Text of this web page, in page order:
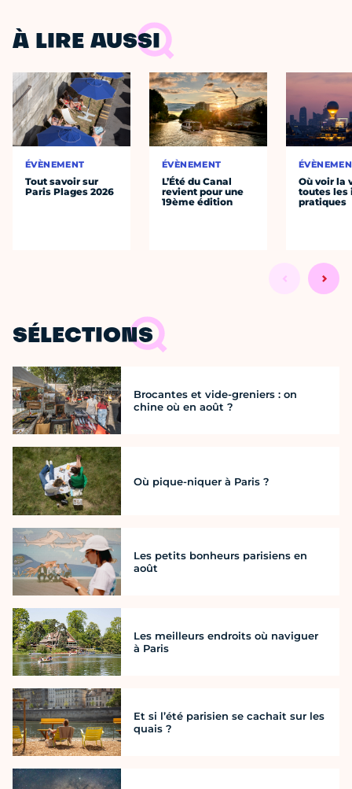
À LIRE AUSSI
ÉVÈNEMENT
Tout savoir sur
Paris Plages 2026
ÉVÈNEMENT
L’Été du Canal
revient pour une
19ème édition
Où voir la
toutes les
pratiques
SÉLECTIONS
Brocantes et vide-greniers : on
chine où en août ?
Où pique-niquer à Paris ?
Les petits bonheurs parisiens en
août
Les meilleurs endroits où naviguer
à Paris
Et si l’été parisien se cachait sur les
quais ?